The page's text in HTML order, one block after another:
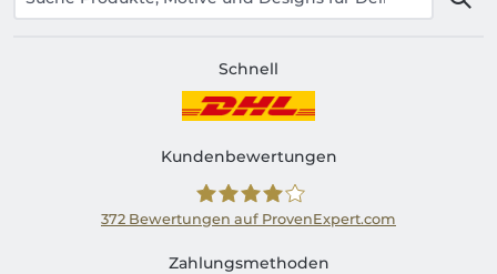
Schnell
Kundenbewertungen
Shirtinator CH
372 Bewertungen auf ProvenExpert.com
Zahlungsmethoden